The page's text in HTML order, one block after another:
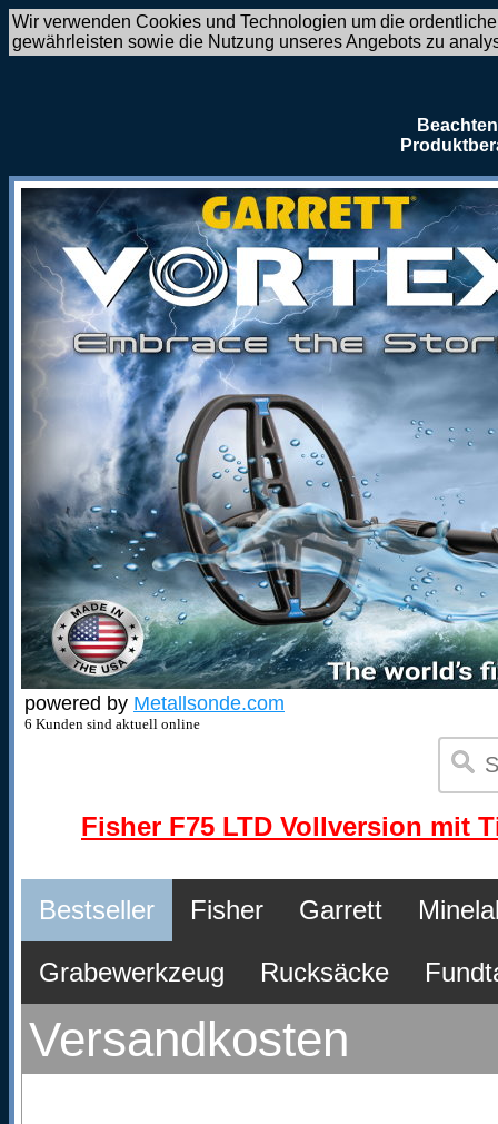
Wir verwenden Cookies und Technologien um die
gewährleisten sowie die Nutzung unseres Angebots zu
powered by Metallsonde.com
6 Kunden sind aktuell online
Fisher F75 LTD Vollversion mit
Bestseller Fisher Garrett
Grabewerkzeug Rucksäcke
Versandkosten